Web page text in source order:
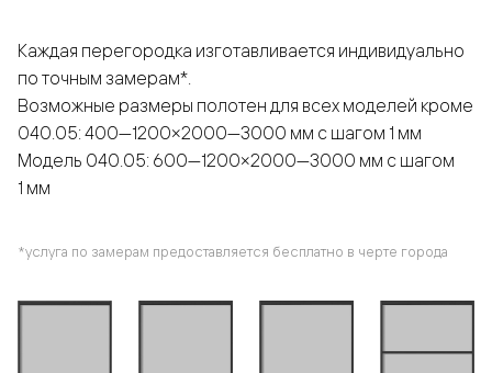
Каждая перегородка изготавливается индивидуально
по точным замерам*.
Возможные размеры полотен для всех моделей кроме
040.05: 400—1200×2000—3000 мм с шагом 1 мм
Модель 040.05: 600—1200×2000—3000 мм с шагом
1 мм
*услуга по замерам предоставляется бесплатно в черте города